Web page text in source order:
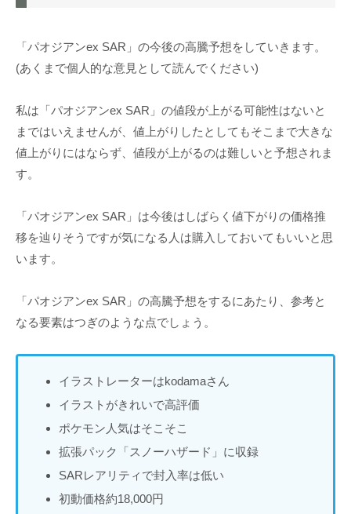
「パオジアンex SAR」の今後の高騰予想をしていきます。
(あくまで個人的な意見として読んでください)
私は「パオジアンex SAR」の値段が上がる可能性はないと
まではいえませんが、値上がりしたとしてもそこまで大きな
値上がりにはならず、値段が上がるのは難しいと予想されま
す。
「パオジアンex SAR」は今後はしばらく値下がりの価格推
移を辿りそうですが気になる人は購入しておいてもいいと思
います。
「パオジアンex SAR」の高騰予想をするにあたり、参考と
なる要素はつぎのような点でしょう。
イラストレーターはkodamaさん
イラストがきれいで高評価
ポケモン人気はそこそこ
拡張パック「スノーハザード」に収録
SARレアリティで封入率は低い
初動価格約18,000円